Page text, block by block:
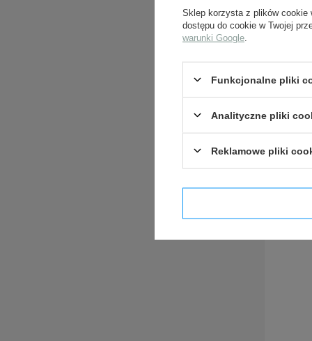
Sklep korzysta z plików cookie
dostępu do cookie w Twojej
warunki Google
Funkcjonalne pliki
Analityczne pliki
Reklamowe pliki